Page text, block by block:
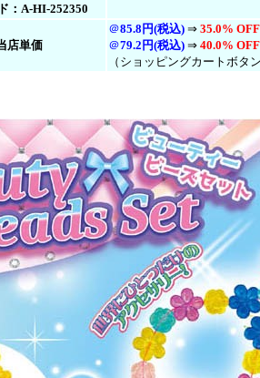
：A-HI-252350
店単価
＠85.8円(税込) ⇒ 35.0%
＠79.2円(税込) ⇒ 40.0%
（ショッピングカートボタ